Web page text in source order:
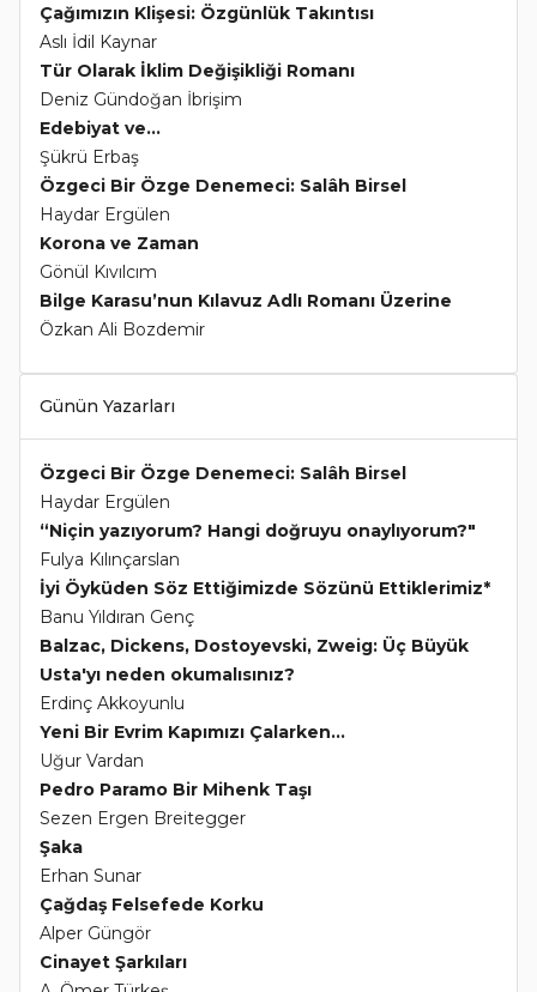
Çağımızın Klişesi: Özgünlük Takıntısı
Aslı İdil Kaynar
Tür Olarak İklim Değişikliği Romanı
Deniz Gündoğan İbrişim
Edebiyat ve...
Şükrü Erbaş
Özgeci Bir Özge Denemeci: Salâh Birsel
Haydar Ergülen
Korona ve Zaman
Gönül Kıvılcım
Bilge Karasu’nun Kılavuz Adlı Romanı Üzerine
Özkan Ali Bozdemir
Günün Yazarları
Özgeci Bir Özge Denemeci: Salâh Birsel
Haydar Ergülen
“Niçin yazıyorum? Hangi doğruyu onaylıyorum?"
Fulya Kılınçarslan
İyi Öyküden Söz Ettiğimizde Sözünü Ettiklerimiz*
Banu Yıldıran Genç
Balzac, Dickens, Dostoyevski, Zweig: Üç Büyük
Usta'yı neden okumalısınız?
Erdinç Akkoyunlu
Yeni Bir Evrim Kapımızı Çalarken...
Uğur Vardan
Pedro Paramo Bir Mihenk Taşı
Sezen Ergen Breitegger
Şaka
Erhan Sunar
Çağdaş Felsefede Korku
Alper Güngör
Cinayet Şarkıları